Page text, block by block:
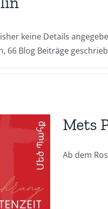
keine Details
66 Blog Beiträge
Mets
Ab dem